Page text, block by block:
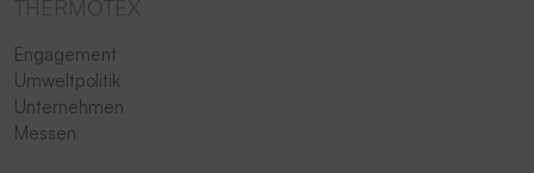
Engagement
Umweltpolitik
Unternehmen
Messen